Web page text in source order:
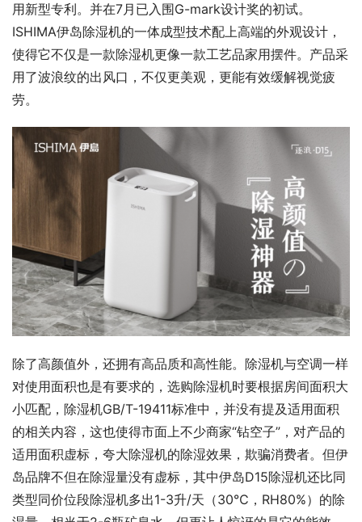
用新型专利。并在7月已入围G-mark设计奖的初试。
ISHIMA伊岛除湿机的一体成型技术配上高端的外观设计，
使得它不仅是一款除湿机更像一款工艺品家用摆件。产品采
用了波浪纹的出风口，不仅更美观，更能有效缓解视觉疲
劳。
除了高颜值外，还拥有高品质和高性能。除湿机与空调一样
对使用面积也是有要求的，选购除湿机时要根据房间面积大
小匹配，除湿机GB/T-19411标准中，并没有提及适用面积
的相关内容，这也使得市面上不少商家“钻空子”，对产品的
适用面积虚标，夸大除湿机的除湿效果，欺骗消费者。但伊
岛品牌不但在除湿量没有虚标，其中伊岛D15除湿机还比同
类型同价位段除湿机多出1-3升/天（30℃，RH80%）的除